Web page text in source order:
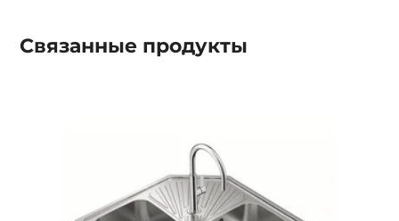
Связанные продукты